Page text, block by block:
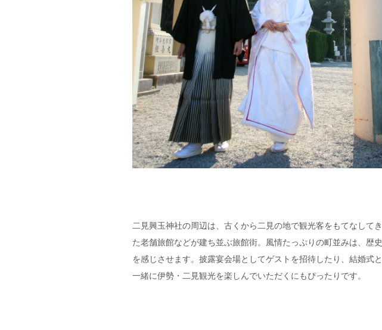
二見興玉神社の周辺は、古くから二見の地で観光客をもてなしてき
た老舗旅館などが建ち並ぶ旅館街。風情たっぷりの町並みは、歴史
を感じさせます。披露宴会場としてゲストを招待したり、結婚式と
一緒に伊勢・二見観光を楽しんでいただくにもぴったりです。